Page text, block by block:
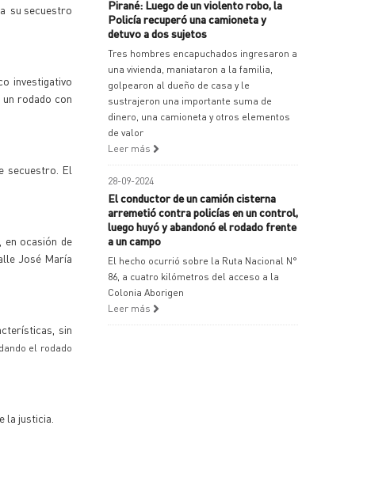
su secuestro
investigativo
rodado con
secuestro. El
en ocasión de
José María
sin
el rodado
la justicia.
Pirané: Luego de un violento robo, la
Policía recuperó una camioneta y
detuvo a dos sujetos
Tres hombres encapuchados ingresaron a
una vivienda, maniataron a la familia,
golpearon al dueño de casa y le
sustrajeron una importante suma de
dinero, una camioneta y otros elementos
de valor
Leer más
28-09-2024
El conductor de un camión cisterna
arremetió contra policías en un control,
luego huyó y abandonó el rodado frente
a un campo
El hecho ocurrió sobre la Ruta Nacional N°
86, a cuatro kilómetros del acceso a la
Colonia Aborigen
Leer más